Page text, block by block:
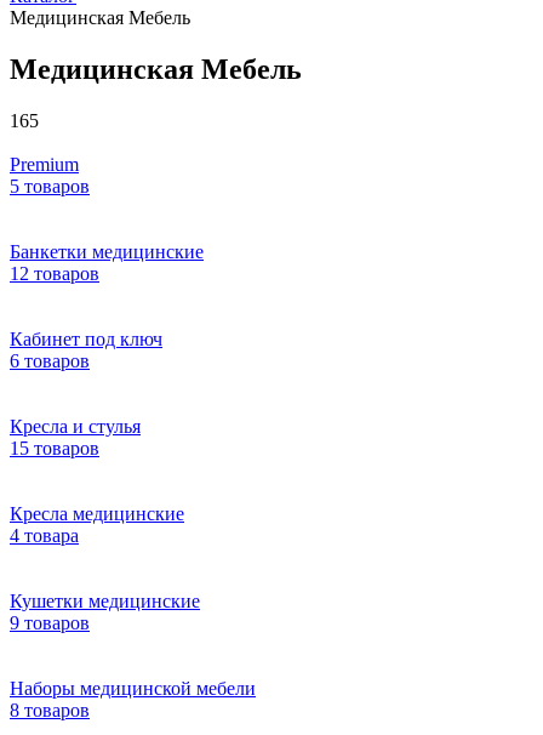
Медицинская Мебель
Медицинская Мебель
165
Premium
5 товаров
Банкетки медицинские
12 товаров
Кабинет под ключ
6 товаров
Кресла и стулья
15 товаров
Кресла медицинские
4 товара
Кушетки медицинские
9 товаров
Наборы медицинской мебели
8 товаров